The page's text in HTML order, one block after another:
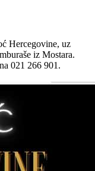
Hercegovine, uz
iz Mostara.
021 266 901.